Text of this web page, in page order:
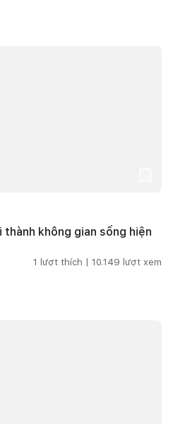
không gian sống hiện
1 lượt thích | 10.149 lượt xem